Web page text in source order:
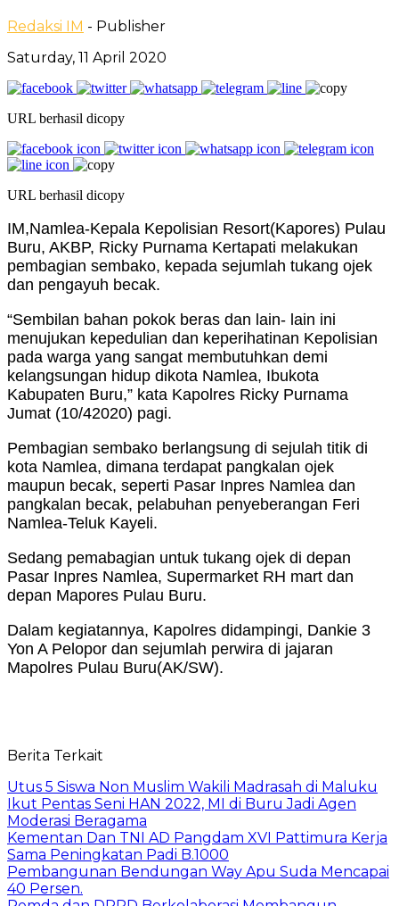
Redaksi IM - Publisher
Saturday, 11 April 2020
URL berhasil dicopy
URL berhasil dicopy
IM,Namlea-Kepala Kepolisian Resort(Kapores) Pulau
Buru, AKBP, Ricky Purnama Kertapati melakukan
pembagian sembako, kepada sejumlah tukang ojek
dan pengayuh becak.
“Sembilan bahan pokok beras dan lain- lain ini
menujukan kepedulian dan keperihatinan Kepolisian
pada warga yang sangat membutuhkan demi
kelangsungan hidup dikota Namlea, Ibukota
Kabupaten Buru,” kata Kapolres Ricky Purnama
Jumat (10/42020) pagi.
Pembagian sembako berlangsung di sejulah titik di
kota Namlea, dimana terdapat pangkalan ojek
maupun becak, seperti Pasar Inpres Namlea dan
pangkalan becak, pelabuhan penyeberangan Feri
Namlea-Teluk Kayeli.
Sedang pemabagian untuk tukang ojek di depan
Pasar Inpres Namlea, Supermarket RH mart dan
depan Mapores Pulau Buru.
Dalam kegiatannya, Kapolres didampingi, Dankie 3
Yon A Pelopor dan sejumlah perwira di jajaran
Mapolres Pulau Buru(AK/SW).
Berita Terkait
Utus 5 Siswa Non Muslim Wakili Madrasah di Maluku
Ikut Pentas Seni HAN 2022, MI di Buru Jadi Agen
Moderasi Beragama
Kementan Dan TNI AD Pangdam XVI Pattimura Kerja
Sama Peningkatan Padi B.1000
Pembangunan Bendungan Way Apu Suda Mencapai
40 Persen.